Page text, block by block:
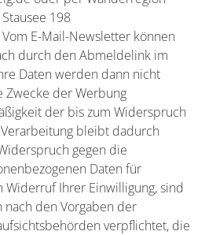
198
E-Mail-Newsletter können
durch den Abmeldelink im
Daten werden dann nicht
der Werbung
der bis zum Widerspruch
bleibt dadurch
gegen die
Daten für
Ihrer Einwilligung, sind
den Vorgaben der
verpflichtet, die